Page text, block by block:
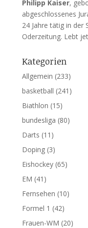
Philipp Kaiser,
abgeschlossenes
24 Jahre tätig in der
Oderzeitung. Lebt
Kategorien
Allgemein (233)
basketball (241)
Biathlon (15)
bundesliga (80)
Darts (11)
Doping(3)
Eishockey(65)
EM (41)
Fernsehen (10)
Formel 1 (42)
Frauen-WM (20)